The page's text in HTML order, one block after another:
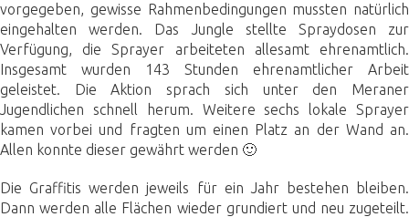
vorgegeben, gewisse Rahmenbedingungen mussten natürlich
eingehalten werden. Das Jungle stellte Spraydosen zur
Verfügung, die Sprayer arbeiteten allesamt ehrenamtlich.
Insgesamt wurden 143 Stunden ehrenamtlicher Arbeit
geleistet. Die Aktion sprach sich unter den Meraner
Jugendlichen schnell herum. Weitere sechs lokale Sprayer
kamen vorbei und fragten um einen Platz an der Wand an.
Allen konnte dieser gewährt werden 🙂
Die Graffitis werden jeweils für ein Jahr bestehen bleiben.
Dann werden alle Flächen wieder grundiert und neu zugeteilt.